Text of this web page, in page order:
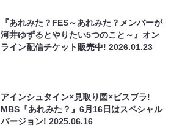
『あれみた？FES～あれみた？メンバーが
河井ゆずるとやりたい5つのこと～』オン
ライン配信チケット販売中!2026.01.23
アインシュタイン×見取り図×ビスブラ!
MBS『あれみた？』6月16日はスペシャル
バージョン!2025.06.16